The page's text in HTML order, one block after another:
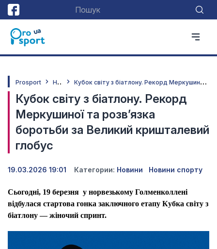
Prosport Н
овини К
убок світу з біатлону. Рекорд Меркушиної та розв’язка боротьби за Великий кришталевий глобус
Кубок світу з біатлону. Рекорд
Меркушиної та розв’язка
боротьби за Великий кришталевий
глобус
19.03.2026 19:01 Категории: Новини Новини спорту
Сьогодні, 19 березня у норвезькому Голменколлені
відбулася стартова гонка заключного етапу Кубка світу з
біатлону — жіночий спринт.